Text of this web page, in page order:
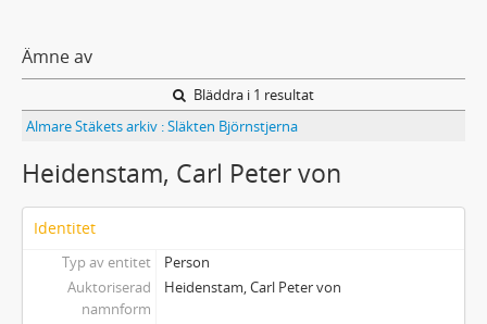
Ämne av
Bläddra i 1 resultat
Almare Stäkets arkiv : Släkten Björnstjerna
Heidenstam, Carl Peter von
Identitet
Typ av entitet
Person
Auktoriserad
namnform
Heidenstam, Carl Peter von